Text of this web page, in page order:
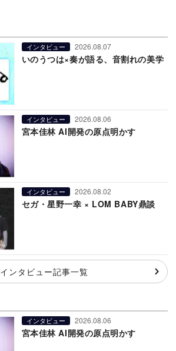
インタビュー 2026.08.07
いのうつは×奏が語る、音割れの美学
インタビュー 2026.08.06
宮本佳林 AI開発の原点明かす
インタビュー 2026.08.02
セガ・星野一幸 × LOM BABY鼎談
インタビュー記事一覧
インタビュー 2026.08.06
宮本佳林 AI開発の原点明かす